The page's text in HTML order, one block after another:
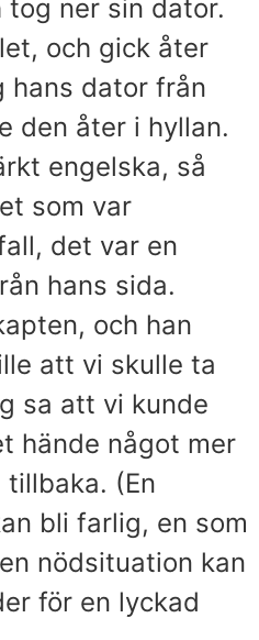
ner sin dator.
och gick åter
hans dator från
den åter i hyllan.
engelska, så
som var
det var en
hans sida.
och han
att vi skulle ta
sa att vi kunde
hände något mer
(En
bli farlig, en som
nödsituation kan
för en lyckad